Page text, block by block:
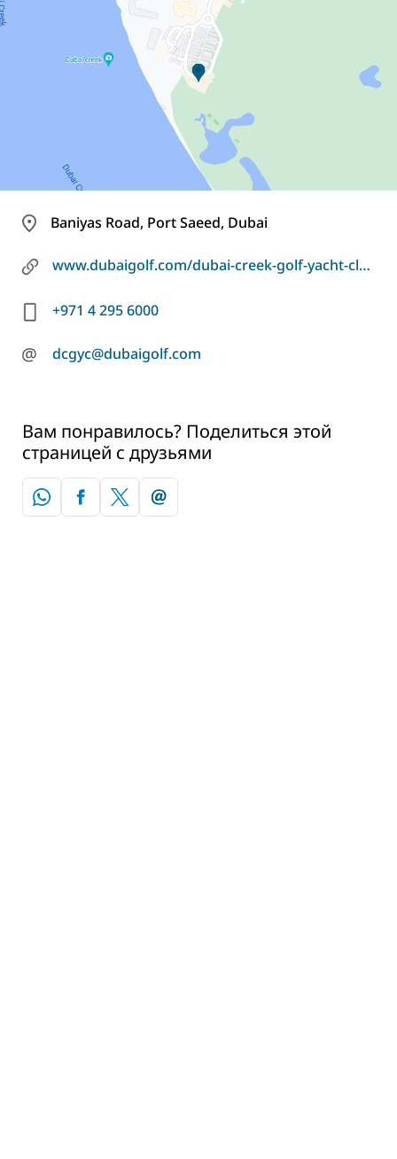
Baniyas Road, Port Saeed, Dubai
www.dubaigolf.com/dubai-creek-golf-yacht-club/
+971 4 295 6000
@ dcgyc@dubaigolf.com
Вам понравилось? Поделиться этой
страницей с друзьями